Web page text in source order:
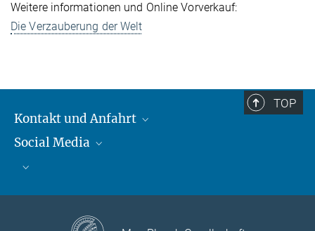
Weitere informationen und Online Vorverkauf:
Die Verzauberung der Welt
TOP
Kontakt und Anfahrt
Kontakt und Anfahrt
Social Media
Bluesky